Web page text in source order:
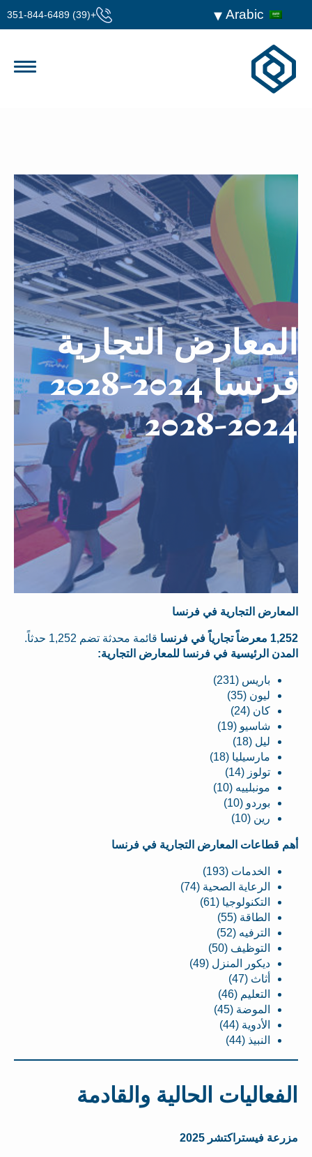
+(39) 351-844-6489
المعارض التجارية
فرنسا 2024-2028
2024-2028
المعارض التجارية في فرنسا
1,252 معرضاً تجارياً في فرنسا
قائمة محدثة تضم 1,252 حدثاً.
المدن الرئيسية في فرنسا للمعارض التجارية:
باريس (231)
ليون (35)
كان (24)
شاسيو (19)
ليل (18)
مارسيليا (18)
تولوز (14)
مونبلييه (10)
بوردو (10)
رين (10)
أهم قطاعات المعارض التجارية في فرنسا
الخدمات (193)
الرعاية الصحية (74)
التكنولوجيا (61)
الطاقة (55)
الترفيه (52)
التوظيف (50)
ديكور المنزل (49)
أثاث (47)
التعليم (46)
الموضة (45)
الأدوية (44)
النبيذ (44)
الفعاليات الحالية والقادمة
مزرعة فيستراكتشر 2025